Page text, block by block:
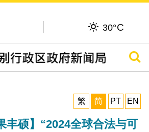
30°C
搜寻
繁
简 PT EN
丰硕】“2024全球合法与可